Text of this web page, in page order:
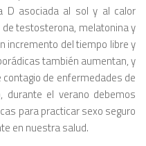
D asociada al sol y al calor
testosterona, melatonina y
incremento del tiempo libre y
también aumentan, y
de enfermedades de
durante el verano debemos
para practicar sexo seguro
en nuestra salud.